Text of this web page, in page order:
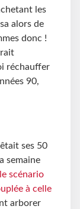
les
alors de
donc !
réchauffer
90,
ses 50
semaine
le scénario
à celle
arborer